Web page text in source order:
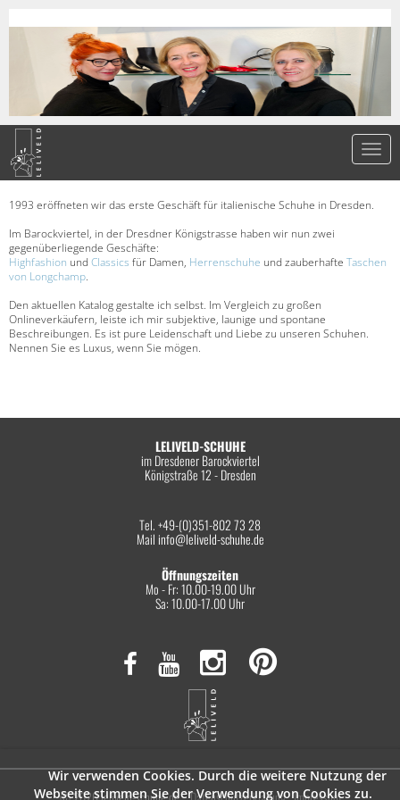
1993 eröffneten wir das erste Geschäft für italienische Schuhe in Dresden.
Im Barockviertel, in der Dresdner Königstrasse haben wir nun zwei
gegenüberliegende Geschäfte:
Highfashion und Classics für Damen, Herrenschuhe und zauberhafte Taschen
von Longchamp.
Den aktuellen Katalog gestalte ich selbst. Im Vergleich zu großen
Onlineverkäufern, leiste ich mir subjektive, launige und spontane
Beschreibungen. Es ist pure Leidenschaft und Liebe zu unseren Schuhen.
Nennen Sie es Luxus, wenn Sie mögen.
Wir verwenden Cookies. Durch die weitere Nutzung der
Webseite stimmen Sie der Verwendung von Cookies zu.
LELIVELD-SCHUHE
im Dresdener Barockviertel
Königstraße 12 - Dresden
Tel. +49-(0)351-802 73 28
Mail info@leliveld-schuhe.de
Öffnungszeiten
Mo - Fr: 10.00-19.00 Uhr
Sa: 10.00-17.00 Uhr